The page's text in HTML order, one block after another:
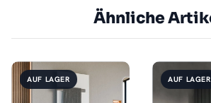
Ähnliche
AUF LAGER AUF LAGER